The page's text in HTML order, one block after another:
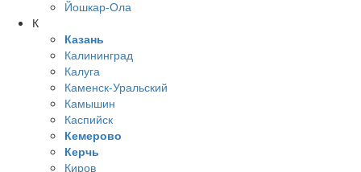
Йошкар-Ола
К
Казань
Калининград
Калуга
Каменск-Уральский
Камышин
Каспийск
Кемерово
Керчь
Киров